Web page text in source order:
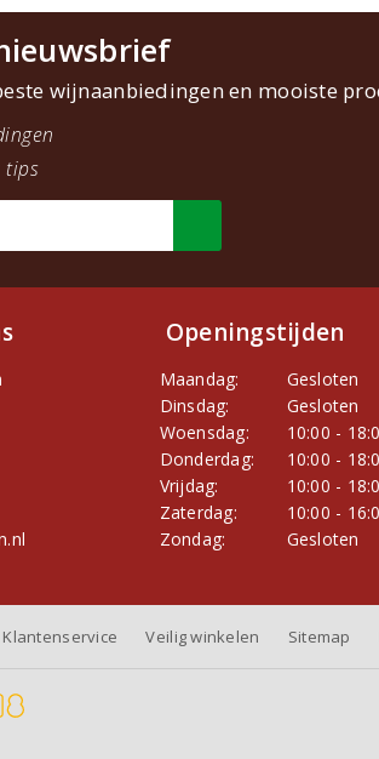
wijnaanbiedingen en mooiste
tips
Openingstijden
Maandag:
Gesloten
Dinsdag:
Gesloten
Woensdag:
10:00 -
Donderdag:
10:00 -
Vrijdag:
10:00 -
Zaterdag:
10:00 -
Zondag:
Gesloten
Klantenservice Veilig winkelen Sitemap